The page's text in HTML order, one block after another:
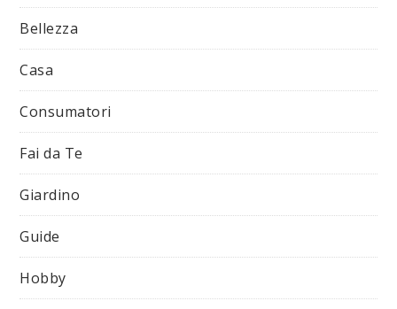
Bellezza
Casa
Consumatori
Fai da Te
Giardino
Guide
Hobby